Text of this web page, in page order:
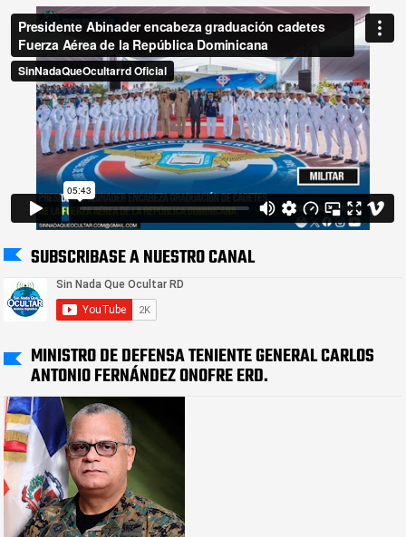
SUBSCRIBASE A NUESTRO CANAL
MINISTRO DE DEFENSA TENIENTE GENERAL CARLOS
ANTONIO FERNÁNDEZ ONOFRE ERD.